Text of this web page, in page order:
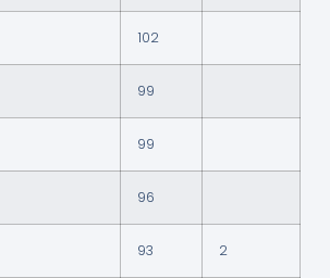
102
99
99
96
93 2